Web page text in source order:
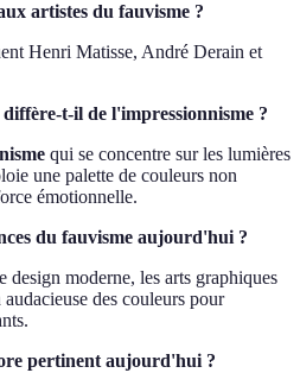
artistes du fauvisme ?
Henri Matisse, André Derain et
t-il de l'impressionnisme ?
qui se concentre sur les lumières
une palette de couleurs non
émotionnelle.
du fauvisme aujourd'hui ?
design moderne, les arts graphiques
des couleurs pour
pertinent aujourd'hui ?